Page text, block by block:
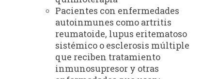
Pacientes con enfermedades
autoinmunes como artritis
reumatoide, lupus eritematoso
sistémico o esclerosis múltiple
que reciben tratamiento
inmunosupresor y otras